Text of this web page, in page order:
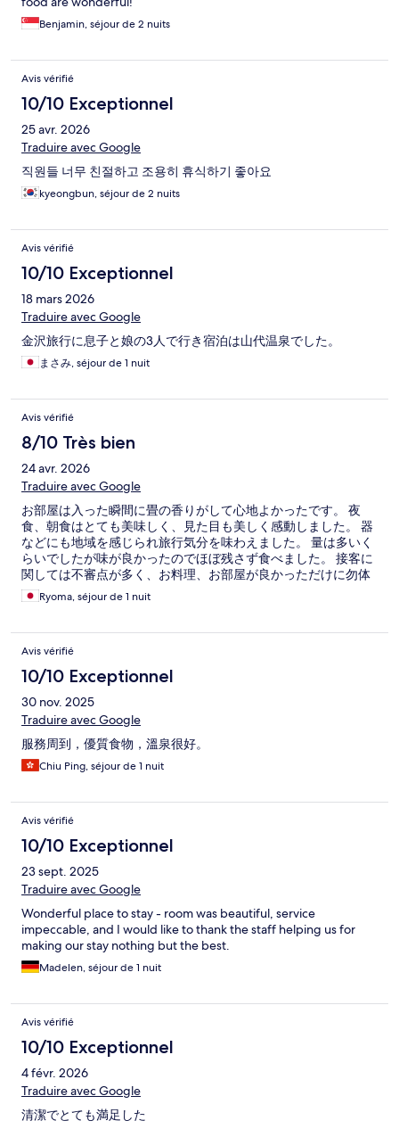
Benjamin, séjour de 2 nuits
Avis vérifié
10/10 Exceptionnel
25 avr. 2026
Traduire avec Google
직원들 너무 친절하고 조용히 휴식하기 좋아요
kyeongbun, séjour de 2 nuits
Avis vérifié
10/10 Exceptionnel
18 mars 2026
Traduire avec Google
金沢旅行に息子と娘の3人で行き宿泊は山代温泉でした。
まさみ, séjour de 1 nuit
Avis vérifié
8/10 Très bien
24 avr. 2026
Traduire avec Google
お部屋は入った瞬間に畳の香りがして心地よかったです。 夜
食、朝食はとても美味しく、見た目も美しく感動しました。 器
などにも地域を感じられ旅行気分を味わえました。 量は多いく
らいでしたが味が良かったのでほぼ残さず食べました。 接客に
関しては不審点が多く、お料理、お部屋が良かっただけに勿体
無く感じました。
Ryoma, séjour de 1 nuit
Avis vérifié
10/10 Exceptionnel
30 nov. 2025
Traduire avec Google
服務周到，優質食物，溫泉很好。
Chiu Ping, séjour de 1 nuit
Avis vérifié
10/10 Exceptionnel
23 sept. 2025
Traduire avec Google
Wonderful place to stay - room was beautiful, service
impeccable, and I would like to thank the staff helping us for
making our stay nothing but the best.
Madelen, séjour de 1 nuit
Avis vérifié
10/10 Exceptionnel
4 févr. 2026
Traduire avec Google
清潔でとても満足した